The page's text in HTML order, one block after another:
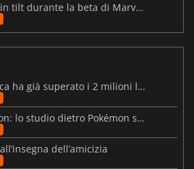
PlayStation Network in tilt durante la beta di Marvel Tōkon
Resident Evil: Veronica ha già superato i 2 milioni liste dei desideri
Beast of Reincarnation: lo studio dietro Pokémon su una nuova strada
dell’amicizia